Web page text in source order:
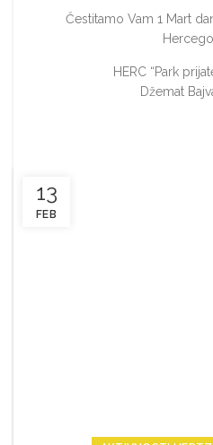
Čestitamo Vam 1 Mart
HERC “Park
Džemat
13
FEB